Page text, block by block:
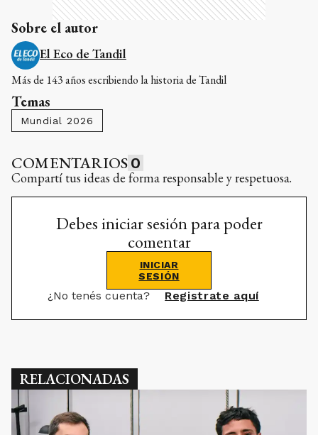
Sobre el autor
El Eco de Tandil
Más de 143 años escribiendo la historia de Tandil
Temas
Mundial 2026
COMENTARIOS 0
Compartí tus ideas de forma responsable y respetuosa.
Debes iniciar sesión para poder
comentar
INICIAR
SESIÓN
¿No tenés cuenta? Registrate aquí
RELACIONADAS